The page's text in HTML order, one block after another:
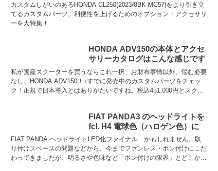
カスタムしがいのあるHONDA CL250(2023/8BK-MC57)をより引き立
てるカスタムパーツ、利便性を上げるためのオプション・アクセサリ
ーを大特集！
HONDA ADV150の本体とアクセ
サリーカタログはこんな感じです
私が国産スクーターを買うならこれ一択、お財布事情以外、悩む必要
なし。HONDA ADV150！↓すでに発売中のカスタムパーツをチェッ
ク！正規で日本導入とはありがたいですね。税込451,000円とスクー
FIAT PANDA3 のヘッドライトを
fcl. H4 電球色（ハロゲン色）に
FIAT PANDA ヘッドライトLED化ファイナル…かもしれません。取
り付けスペースの問題などから、今までファンレス・ポン付けにこだ
わってきましたが、明るさや色味など「ポン付けの限界」とどこかで